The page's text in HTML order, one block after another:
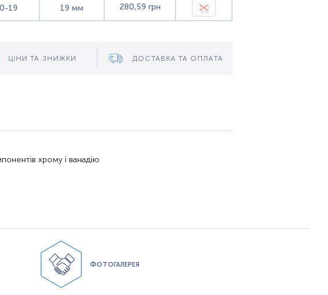
19 19 мм 280,59 грн
ЦІНИ ТА ЗНИЖКИ ДОСТАВКА ТА ОПЛАТА
хрому і ванадію
ФОТОГАЛЕРЕЯ